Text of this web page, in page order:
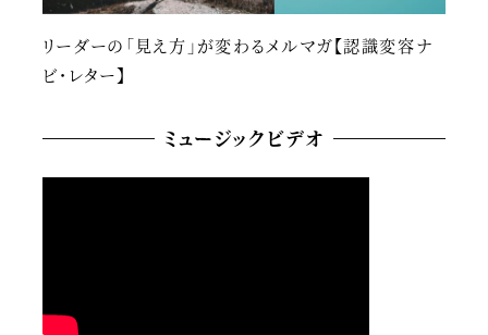
リーダーの「見え方」が変わるメルマガ【認識変容ナ
ビ・レター】
ミュージックビデオ